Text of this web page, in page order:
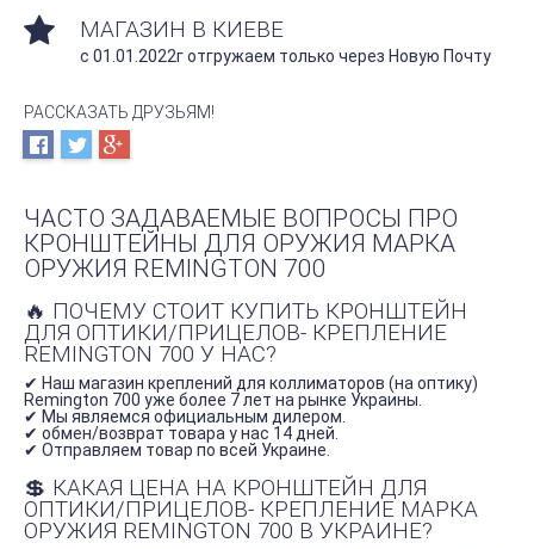
МАГАЗИН В КИЕВЕ
с 01.01.2022г отгружаем только через Новую Почту
РАССКАЗАТЬ ДРУЗЬЯМ!
ЧАСТО ЗАДАВАЕМЫЕ ВОПРОСЫ ПРО
КРОНШТЕЙНЫ ДЛЯ ОРУЖИЯ МАРКА
ОРУЖИЯ REMINGTON 700
🔥 ПОЧЕМУ СТОИТ КУПИТЬ КРОНШТЕЙН
ДЛЯ ОПТИКИ/ПРИЦЕЛОВ- КРЕПЛЕНИЕ
REMINGTON 700 У НАС?
✔ Наш магазин креплений для коллиматоров (на оптику)
Remington 700 уже более 7 лет на рынке Украины.
✔ Мы являемся официальным дилером.
✔ обмен/возврат товара у нас 14 дней.
✔ Отправляем товар по всей Украине.
💲 КАКАЯ ЦЕНА НА КРОНШТЕЙН ДЛЯ
ОПТИКИ/ПРИЦЕЛОВ- КРЕПЛЕНИЕ МАРКА
ОРУЖИЯ REMINGTON 700 В УКРАИНЕ?